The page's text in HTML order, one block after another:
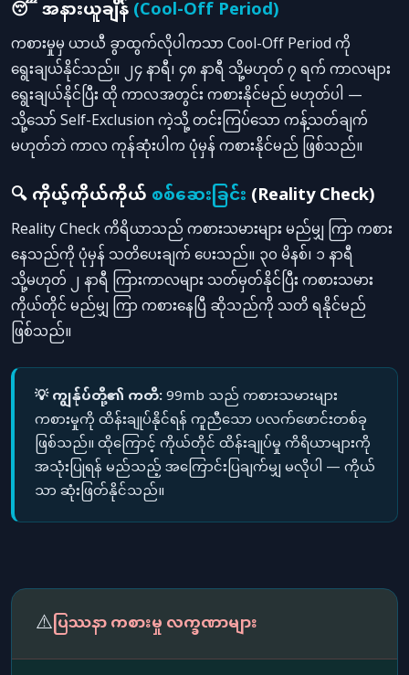
😴 အနားယူချိန်(Cool-Off Period)
ကစားမှုမှ ယာယီ ခွာထွက်လိုပါကသာ Cool-Off Period ကို
ရွေးချယ်နိုင်သည်။ ၂၄ နာရီ၊ ၄၈ နာရီ သို့မဟုတ် ၇ ရက် ကာလများ
ရွေးချယ်နိုင်ပြီး ထို ကာလအတွင်း ကစားနိုင်မည် မဟုတ်ပါ —
သို့သော် Self-Exclusion ကဲ့သို့ တင်းကြပ်သော ကန့်သတ်ချက်
မဟုတ်ဘဲ ကာလ ကုန်ဆုံးပါက ပုံမှန် ကစားနိုင်မည် ဖြစ်သည်။
🔍 ကိုယ့်ကိုယ်ကိုယ်စစ်ဆေးခြင်း(Reality Check)
Reality Check ကိရိယာသည် ကစားသမားများ မည်မျှ ကြာ ကစား
နေသည်ကို ပုံမှန် သတိပေးချက် ပေးသည်။ ၃၀ မိနစ်၊ ၁ နာရီ
သို့မဟုတ် ၂ နာရီ ကြားကာလများ သတ်မှတ်နိုင်ပြီး ကစားသမား
ကိုယ်တိုင် မည်မျှ ကြာ ကစားနေပြီ ဆိုသည်ကို သတိ ရနိုင်မည်
ဖြစ်သည်။
💡 ကျွန်ုပ်တို့၏ ကတိ:99mb သည် ကစားသမားများ
ကစားမှုကို ထိန်းချုပ်နိုင်ရန် ကူညီသော ပလက်ဖောင်းတစ်ခု
ဖြစ်သည်။ ထိုကြောင့် ကိုယ်တိုင် ထိန်းချုပ်မှု ကိရိယာများကို
အသုံးပြုရန် မည်သည့် အကြောင်းပြချက်မျှ မလိုပါ — ကိုယ်
သာ ဆုံးဖြတ်နိုင်သည်။
⚠️ပြဿနာ ကစားမှု လက္ခဏာများ